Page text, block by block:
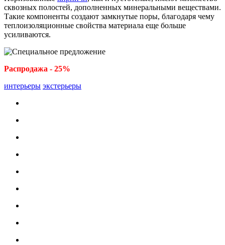
сквозных полостей, дополненных минеральными веществами.
Такие компоненты создают замкнутые поры, благодаря чему
теплоизоляционные свойства материала еще больше
усиливаются.
Распродажа - 25%
интерьеры экстерьеры